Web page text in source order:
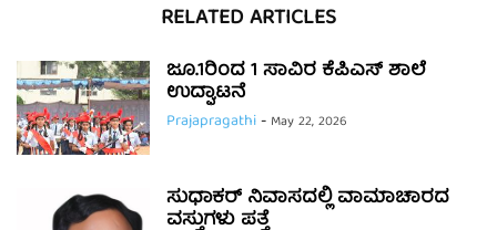
RELATED ARTICLES
ಜೂ.1ರಿಂದ 1 ಸಾವಿರ ಕೆಪಿಎಸ್ ಶಾಲೆ
ಉದ್ಘಾಟನೆ
Prajapragathi- May 22, 2026
ಸುಧಾಕರ್ ನಿವಾಸದಲ್ಲಿ ವಾಮಾಚಾರದ
ವಸ್ತುಗಳು ಪತ್ತೆ